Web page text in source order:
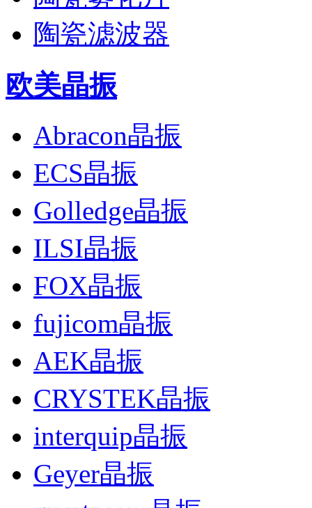
陶瓷滤波器
欧美晶振
Abracon晶振
ECS晶振
Golledge晶振
ILSI晶振
FOX晶振
fujicom晶振
AEK晶振
CRYSTEK晶振
interquip晶振
Geyer晶振